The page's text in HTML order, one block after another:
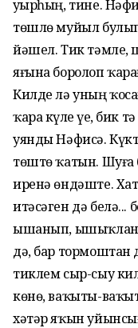
уҙырһың, тине.
төшлө муйыл булып
йәшел. Тик тәмле,
яғына боролоп
Килде лә уның
ҡара күҙле үҙе, бик
уянды Нәфисә.
төштө ҡатын.
иренә өндәште.
итәсәген дә белә...
ышанып,
дә, бар
тиклем сыр-сыу
көнө, ваҡыты-
хәтәр яҡын